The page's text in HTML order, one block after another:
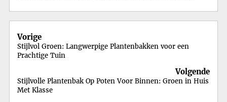
Berichtnavigatie
Vorige
Stijlvol Groen: Langwerpige Plantenbakken voor een
Prachtige Tuin
Volgende
Stijlvolle Plantenbak Op Poten Voor Binnen: Groen in Huis
Met Klasse